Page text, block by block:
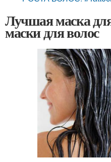
Лучшая маска
маски для волос